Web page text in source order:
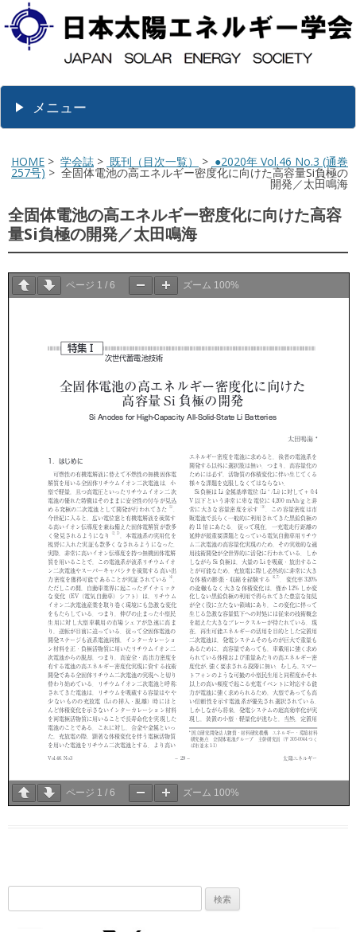
メニュー
HOME > 学会誌 > 既刊（目次一覧） > ●2020年 Vol.46 No.3 (通巻
257号) > 全固体電池の高エネルギー密度化に向けた高容量Si負極の
開発／太田鳴海
全固体電池の高エネルギー密度化に向けた高容
量Si負極の開発／太田鳴海
ページ 1 / 6 ズーム 100%
ページ 1 / 6 ズーム 100%
索: